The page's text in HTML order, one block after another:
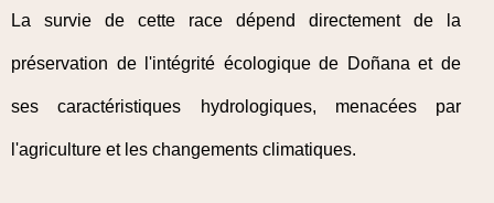
La survie de cette race dépend directement de la
préservation de l'intégrité écologique de Doñana et de
ses caractéristiques hydrologiques, menacées par
l'agriculture et les changements climatiques.